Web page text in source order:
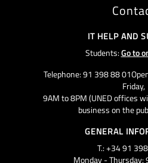
IT HELP AND
Students:Go to
Telephone: 91 398 88
Friday,
9AM to 8PM (UNED offices
business on the
GENERAL
T.: +34 91
Monday - Thursday: